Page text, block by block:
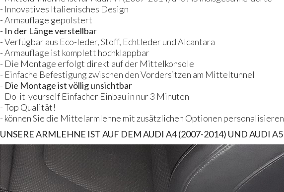
- Innovatives Italienisches Design
- Armauflage gepolstert
- In der Länge verstellbar
- Verfügbar aus Eco-leder, Stoff, Echtleder und Alcantara
- Armauflage ist komplett hochklappbar
- Die Montage erfolgt direkt auf der Mittelkonsole
- Einfache Befestigung zwischen den Vordersitzen am Mitteltunnel
- Die Montage ist völlig unsichtbar
- Do-it-yourself Einfacher Einbau in nur 3 Minuten
- Top Qualität!
- können Sie die Mittelarmlehne mit zusätzlichen Optionen personalisieren
UNSEREARMLEHNE ISTAUF DEMAUDI A4 (2007-2014) UNDAUDI A5